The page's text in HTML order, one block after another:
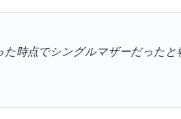
た時点でシングルマザーだったと